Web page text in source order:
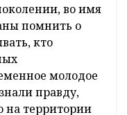
во имя
помнить о
кто
молодое
правду,
на территории